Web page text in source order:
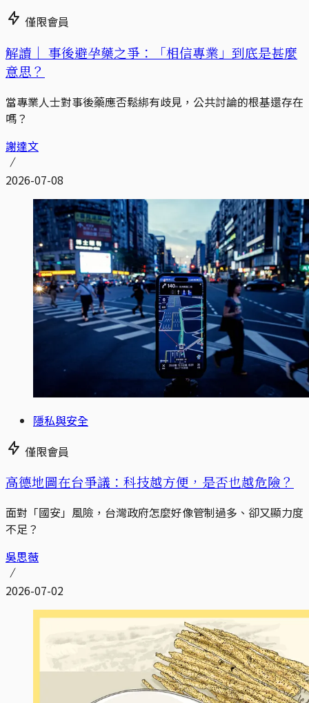
僅限會員
解讀｜ 事後避孕藥之爭：「相信專業」到底是甚麼
意思？
當專業人士對事後藥應否鬆綁有歧見，公共討論的根基還存在
嗎？
謝達文
2026-07-08
隱私與安全
僅限會員
高德地圖在台爭議：科技越方便，是否也越危險？
面對「國安」風險，台灣政府怎麼好像管制過多、卻又顯力度
不足？
吳思薇
2026-07-02